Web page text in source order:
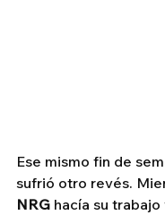
Ese mismo fin de
sufrió otro revés.
NRG hacía su